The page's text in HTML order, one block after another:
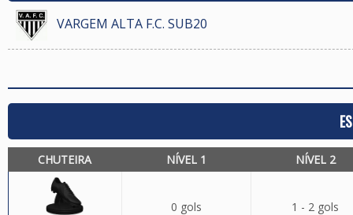
VARGEM ALTA F.C. SUB20
CHUTEIRA NÍVEL 1 NÍVEL 2
0 gols 1 - 2 gols